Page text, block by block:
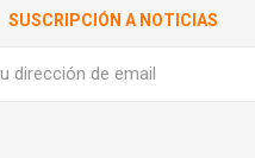
SUSCRIPCIÓN A NOTICIAS